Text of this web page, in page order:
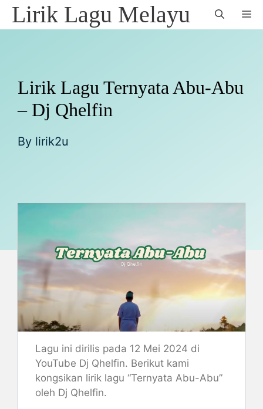
SkipLirik Lagu Melayu
Lirik Lagu Ternyata Abu-Abu
– Dj Qhelfin
By lirik2u
Lagu ini dirilis pada 12 Mei 2024 di
YouTube Dj Qhelfin. Berikut kami
kongsikan lirik lagu “Ternyata Abu-Abu”
oleh Dj Qhelfin.